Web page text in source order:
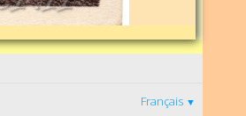
Français ▼